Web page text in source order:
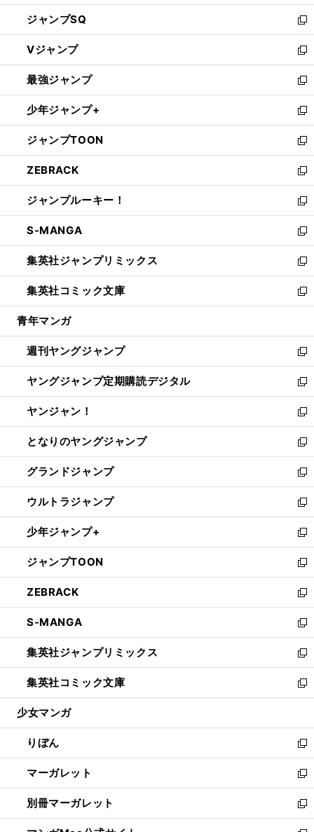
し
い
ウ
ィ
ン
ド
ウ
で
開
く
ジャンプSQ
新
し
い
ウ
ィ
ン
ド
ウ
で
開
く
Vジャンプ
新
し
い
ウ
ィ
ン
ド
ウ
で
開
く
最強ジャンプ
新
し
い
ウ
ィ
ン
ド
ウ
で
開
く
少年ジャンプ+
新
し
い
ウ
ィ
ン
ド
ウ
で
開
く
ジャンプTOON
新
し
い
ウ
ィ
ン
ド
ウ
で
開
く
ZEBRACK
新
し
い
ウ
ィ
ン
ド
ウ
で
開
ジャンプルーキー！
新
し
い
ウ
ィ
ン
ド
ウ
開
く
S-MANGA
新
し
い
ウ
ィ
ン
ウ
で
開
く
集英社ジャンプリミックス
新
し
い
ウ
ン
ド
ウ
で
開
く
集英社コミック文庫
新
し
ウ
ィ
ン
ド
ウ
で
開
く
青年マンガ
週刊ヤングジャンプ
新
し
い
ウ
ィ
ン
ド
ウ
で
開
く
ヤングジャンプ定期購読デジタル
新
し
い
ウ
ィ
ン
ド
ウ
で
開
く
ヤンジャン！
新
し
い
ウ
ィ
ン
ド
ウ
で
開
く
となりのヤングジャンプ
新
し
い
ウ
ィ
ン
ド
ウ
で
開
く
グランドジャンプ
新
し
い
ウ
ィ
ン
ド
ウ
で
開
く
ウルトラジャンプ
新
し
い
ウ
ィ
ン
ド
ウ
で
開
く
少年ジャンプ+
新
し
い
ウ
ィ
ン
ド
ウ
で
開
く
ジャンプTOON
新
し
い
ウ
ィ
ン
ド
ウ
で
開
ZEBRACK
新
し
い
ウ
ィ
ン
ド
ウ
開
く
S-MANGA
新
し
い
ウ
ィ
ン
ウ
で
開
く
集英社ジャンプリミックス
新
し
い
ウ
ン
ド
ウ
で
開
く
集英社コミック文庫
新
し
ウ
ィ
ン
ド
ウ
で
開
少女マンガ
りぼん
新
し
い
ウ
ィ
ン
マーガレット
新
し
い
ウ
別冊マーガレット
新
し